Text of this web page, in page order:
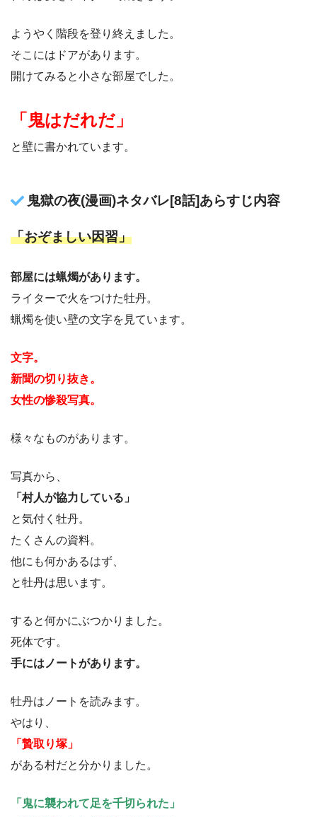
ようやく階段を登り終えました。
そこにはドアがあります。
開けてみると小さな部屋でした。
「鬼はだれだ」
と壁に書かれています。
鬼獄の夜(漫画)ネタバレ[8話]あらすじ内容
「おぞましい因習」
部屋には蝋燭があります。
ライターで火をつけた牡丹。
蝋燭を使い壁の文字を見ています。
文字。
新聞の切り抜き。
女性の惨殺写真。
様々なものがあります。
写真から、
「村人が協力している」
と気付く牡丹。
たくさんの資料。
他にも何かあるはず、
と牡丹は思います。
すると何かにぶつかりました。
死体です。
手にはノートがあります。
牡丹はノートを読みます。
やはり、
「贄取り塚」
がある村だと分かりました。
「鬼に襲われて足を千切られた」